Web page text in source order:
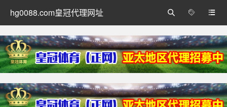
hg0088.com皇冠代理网址 

